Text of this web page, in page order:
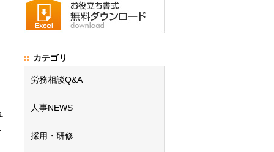
カテゴリ
労務相談Q&A
人事NEWS
採用・研修